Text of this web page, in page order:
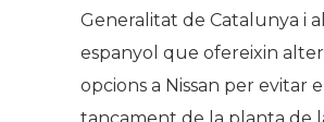
Generalitat de Catalunya i
espanyol que ofereixin
opcions a Nissan per evitar el